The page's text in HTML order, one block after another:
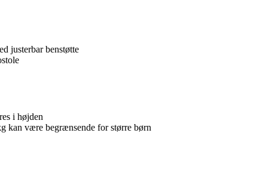
justerbar benstøtte
i højden
kan være begrænsende for større børn